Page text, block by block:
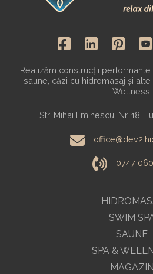
SWIM
SAUNE
SPA &
MAGAZIN
Realizăm construcții performante
saune, căzi cu hidromasaj și
Wellness.
Str. Mihai Eminescu, Nr. 18,
0747